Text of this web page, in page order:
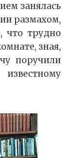
занялась
размахом,
что трудно
зная,
поручили